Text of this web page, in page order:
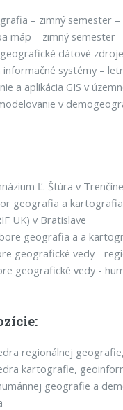
– zimný semester
máp – zimný semester
dátové
systémy –
a aplikácia GIS v
v
Ľ. Štúra v Trenčíne
geografia a
UK) v Bratislave
geografia a a
geografické vedy -
geografické vedy -
regionálnej
kartografie,
geografie a